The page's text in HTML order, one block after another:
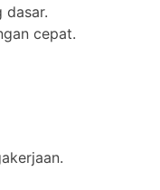
dasar.
cepat.